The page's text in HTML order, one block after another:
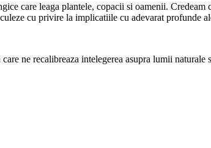
care leaga plantele, copacii si oamenii.
cu privire la implicatiile cu adevarat profunde
ne recalibreaza intelegerea asupra lumii